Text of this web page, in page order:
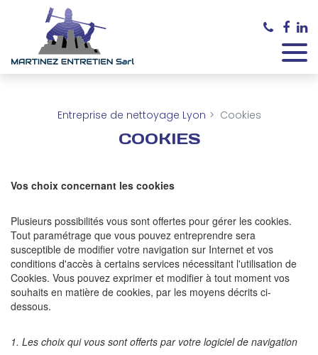
Entreprise de nettoyage Lyon Cookies
COOKIES
Vos choix concernant les cookies
Plusieurs possibilités vous sont offertes pour gérer les cookies.
Tout paramétrage que vous pouvez entreprendre sera
susceptible de modifier votre navigation sur Internet et vos
conditions d'accès à certains services nécessitant l'utilisation de
Cookies. Vous pouvez exprimer et modifier à tout moment vos
souhaits en matière de cookies, par les moyens décrits ci-
dessous.
1. Les choix qui vous sont offerts par votre logiciel de navigation
Panneau de gestion des cookies